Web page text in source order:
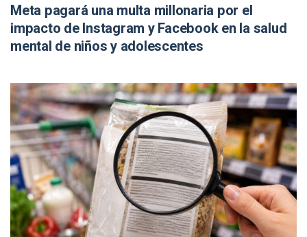
Meta pagará una multa millonaria por el
impacto de Instagram y Facebook en la salud
mental de niños y adolescentes